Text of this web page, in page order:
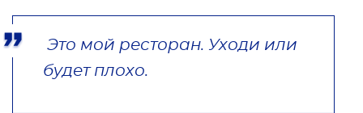
Это мой ресторан. Уходи или
будет плохо.